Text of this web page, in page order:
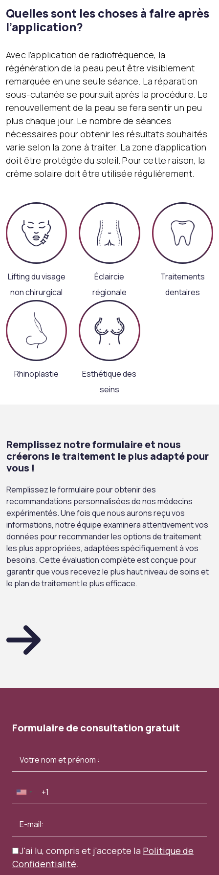
Quelles sont les choses à faire après
l’application?
Avec l’application de radiofréquence, la
régénération de la peau peut être visiblement
remarquée en une seule séance. La réparation
sous-cutanée se poursuit après la procédure. Le
renouvellement de la peau se fera sentir un peu
plus chaque jour. Le nombre de séances
nécessaires pour obtenir les résultats souhaités
varie selon la zone à traiter. La zone d’application
doit être protégée du soleil. Pour cette raison, la
crème solaire doit être utilisée régulièrement.
Lifting du visage
non chirurgical
Éclaircie
régionale
Traitements
dentaires
Rhinoplastie
Esthétique des
seins
Remplissez notre formulaire et nous
créerons le traitement le plus adapté pour
vous !
Remplissez le formulaire pour obtenir des
recommandations personnalisées de nos médecins
expérimentés. Une fois que nous aurons reçu vos
informations, notre équipe examinera attentivement vos
données pour recommander les options de traitement
les plus appropriées, adaptées spécifiquement à vos
besoins. Cette évaluation complète est conçue pour
garantir que vous recevez le plus haut niveau de soins et
le plan de traitement le plus efficace.
Formulaire de consultation gratuit
J'ai lu, compris et j'accepte la Politique de
Confidentialité.